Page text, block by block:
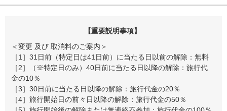
【重要説明事項】
＜変更 及び 取消料のご案内＞
［1］31日前（特定日は41日前）に当たる日以前の解除：無料
［2］（※特定日のみ）40日前に当たる日以降の解除：旅行代
金の10％
［3］30日前に当たる日以降の解除：旅行代金の20％
［4］旅行開始日の前々日以降の解除：旅行代金の50％